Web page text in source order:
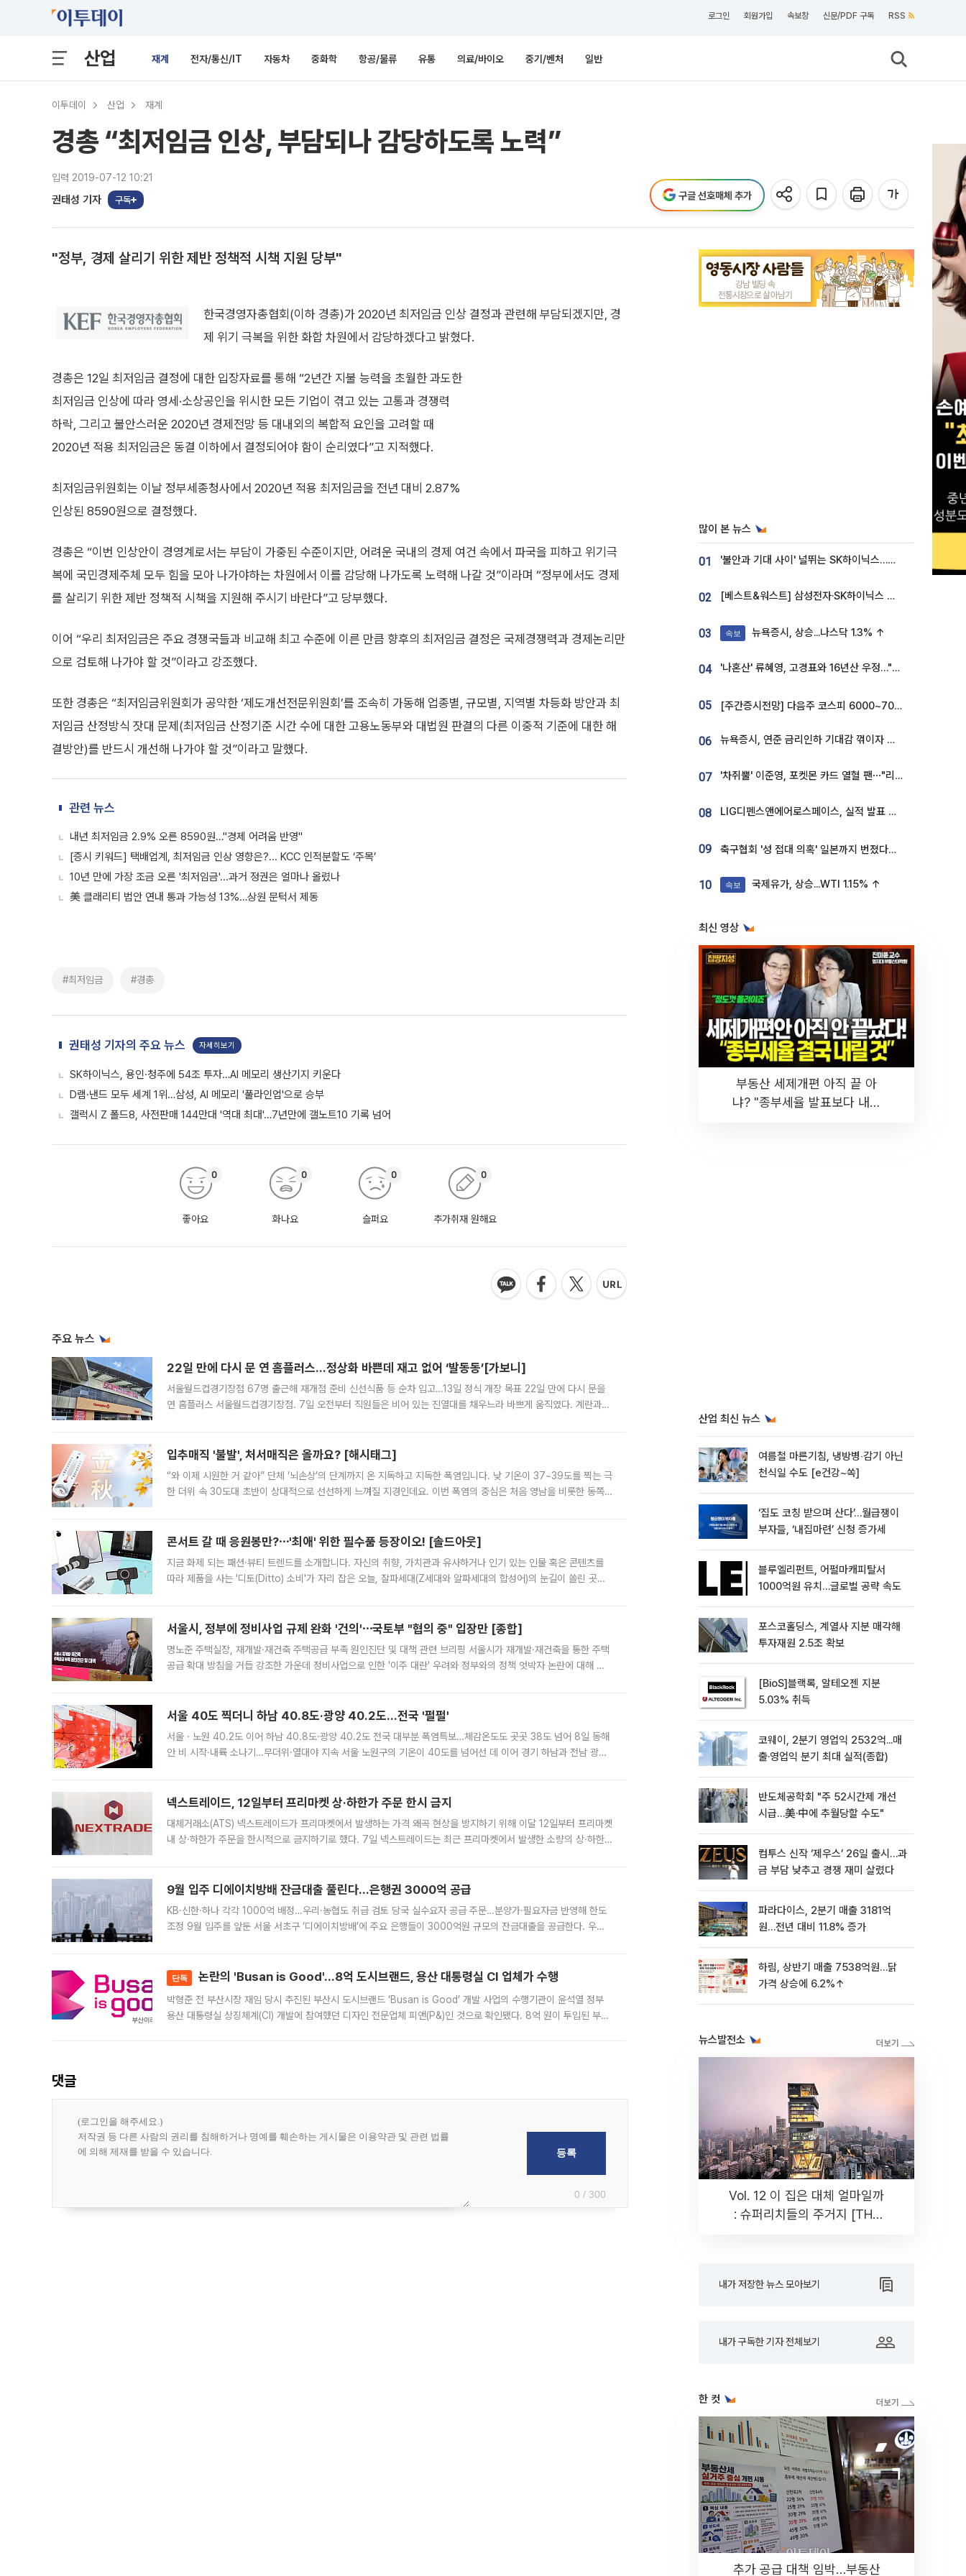
로그인 회원가입 속보창 신문/PDF 구독 RSS
산업 재계 전자/통신/IT 자동차 중화학 항공/물류 유통 의료/바이오 중기/벤처 일반
이투데이 산업 재계
경총 “최저임금 인상, 부담되나 감당하도록 노력”
입력 2019-07-12 10:21
권태성 기자 구독 구글 선호매체 추가
"정부, 경제 살리기 위한 제반 정책적 시책 지원 당부"
한국경영자총협회(이하 경총)가 2020년 최저임금 인상 결정과 관련해 부담되겠지만, 경
제 위기 극복을 위한 화합 차원에서 감당하겠다고 밝혔다.
경총은 12일 최저임금 결정에 대한 입장자료를 통해 “2년간 지불 능력을 초월한 과도한
최저임금 인상에 따라 영세·소상공인을 위시한 모든 기업이 겪고 있는 고통과 경쟁력
하락, 그리고 불안스러운 2020년 경제전망 등 대내외의 복합적 요인을 고려할 때
2020년 적용 최저임금은 동결 이하에서 결정되어야 함이 순리였다”고 지적했다.
최저임금위원회는 이날 정부세종청사에서 2020년 적용 최저임금을 전년 대비 2.87%
인상된 8590원으로 결정했다.
경총은 “이번 인상안이 경영계로서는 부담이 가중된 수준이지만, 어려운 국내의 경제 여건 속에서 파국을 피하고 위기극
복에 국민경제주체 모두 힘을 모아 나가야하는 차원에서 이를 감당해 나가도록 노력해 나갈 것”이라며 “정부에서도 경제
를 살리기 위한 제반 정책적 시책을 지원해 주시기 바란다”고 당부했다.
이어 “우리 최저임금은 주요 경쟁국들과 비교해 최고 수준에 이른 만큼 향후의 최저임금 결정은 국제경쟁력과 경제논리만
으로 검토해 나가야 할 것”이라고 강조했다.
또한 경총은 “최저임금위원회가 공약한 ‘제도개선전문위원회’를 조속히 가동해 업종별, 규모별, 지역별 차등화 방안과 최
저임금 산정방식 잣대 문제(최저임금 산정기준 시간 수에 대한 고용노동부와 대법원 판결의 다른 이중적 기준에 대한 해
결방안)를 반드시 개선해 나가야 할 것”이라고 말했다.
관련 뉴스
내년 최저임금 2.9% 오른 8590원…"경제 어려움 반영"
[증시 키워드] 택배업계, 최저임금 인상 영향은?... KCC 인적분할도 ‘주목’
10년 만에 가장 조금 오른 '최저임금'...과거 정권은 얼마나 올렸나
美 클래리티 법안 연내 통과 가능성 13%…상원 문턱서 제동
#최저임금 #경총
권태성 기자의 주요 뉴스 자세히보기
SK하이닉스, 용인·청주에 54조 투자…AI 메모리 생산기지 키운다
D램·낸드 모두 세계 1위…삼성, AI 메모리 '풀라인업'으로 승부
갤럭시 Z 폴드8, 사전판매 144만대 '역대 최대'…7년만에 갤노트10 기록 넘어
좋아요
0
화나요
0
슬퍼요
0
추가취재 원해요
0
주요 뉴스
22일 만에 다시 문 연 홈플러스…정상화 바쁜데 재고 없어 ‘발동동’[가보니]
서울월드컵경기장점 67명 출근해 재개점 준비 신선식품 등 순차 입고…13일 정식 개장 목표 22일 만에 다시 문을
연 홈플러스 서울월드컵경기장점. 7일 오전부터 직원들은 비어 있는 진열대를 채우느라 바쁘게 움직였다. 계란과
입추매직 '불발', 처서매직은 올까요? [해시태그]
“와 이제 시원한 거 같아” 단체 ‘뇌손상’의 단계까지 온 지독하고 지독한 폭염입니다. 낮 기온이 37~39도를 찍는 극
한 더위 속 30도대 초반이 상대적으로 선선하게 느껴질 지경인데요. 이번 폭염의 중심은 처음 영남을 비롯한 동쪽
콘서트 갈 때 응원봉만?⋯'최애' 위한 필수품 등장이오! [솔드아웃]
지금 화제 되는 패션·뷰티 트렌드를 소개합니다. 자신의 취향, 가치관과 유사하거나 인기 있는 인물 혹은 콘텐츠를
따라 제품을 사는 '디토(Ditto) 소비'가 자리 잡은 오늘, 잘파세대(Z세대와 알파세대의 합성어)의 눈길이 쏠린 곳은
서울시, 정부에 정비사업 규제 완화 '건의'⋯국토부 "협의 중" 입장만 [종합]
명노준 주택실장, 재개발·재건축 주택공급 부족 원인진단 및 대책 관련 브리핑 서울시가 재개발·재건축을 통한 주택
공급 확대 방침을 거듭 강조한 가운데 정비사업으로 인한 '이주 대란' 우려와 정부와의 정책 엇박자 논란에 대해 정
서울 40도 찍더니 하남 40.8도·광양 40.2도…전국 '펄펄'
서울ㆍ노원 40.2도 이어 하남 40.8도·광양 40.2도 전국 대부분 폭염특보…체감온도도 곳곳 38도 넘어 8일 동해
안 비 시작·내륙 소나기…무더위·열대야 지속 서울 노원구의 기온이 40도를 넘어선 데 이어 경기 하남과 전남 광양
넥스트레이드, 12일부터 프리마켓 상·하한가 주문 한시 금지
대체거래소(ATS) 넥스트레이드가 프리마켓에서 발생하는 가격 왜곡 현상을 방지하기 위해 이달 12일부터 프리마켓
내 상·하한가 주문을 한시적으로 금지하기로 했다. 7일 넥스트레이드는 최근 프리마켓에서 발생한 소량의 상·하한
9월 입주 디에이치방배 잔금대출 풀린다…은행권 3000억 공급
KB·신한·하나 각각 1000억 배정…우리·농협도 취급 검토 당국 실수요자 공급 주문…분양가·필요자금 반영해 한도
조정 9월 입주를 앞둔 서울 서초구 ‘디에이치방배’에 주요 은행들이 3000억원 규모의 잔금대출을 공급한다. 우리
단독 논란의 'Busan is Good'…8억 도시브랜드, 용산 대통령실 CI 업체가 수행
박형준 전 부산시장 재임 당시 추진된 부산시 도시브랜드 ‘Busan is Good’ 개발 사업의 수행기관이 윤석열 정부
용산 대통령실 상징체계(CI) 개발에 참여했던 디자인 전문업체 피앤(P&)인 것으로 확인됐다. 8억 원이 투입된 부산
댓글
0 / 300
많이 본 뉴스
01 '불안과 기대 사이' 널뛰는 SK하이닉스…증권가 "HBM4·LTA 기반 펀터멘털 견고"
02 [베스트&워스트] 삼성전자·SK하이닉스 밀린 한 주…상상인증권은 85% 급등
03 속보 뉴욕증시, 상승...나스닥 1.3% ↑
04 '나혼산' 류혜영, 고경표와 16년산 우정…"자취방서 부모님과 마주쳐"
05 [주간증시전망] 다음주 코스피 6000~7000⋯“外人 수급은 정책이 변수”
06 뉴욕증시, 연준 금리인하 기대감 꺾이자 상승...S&P500 사상 최고치 [종합]
07 '차쥐뿔' 이준영, 포켓몬 카드 열혈 팬⋯"리셀러 처단할 것"
08 LIG디펜스앤에어로스페이스, 실적 발표 후 급락→반등⋯증권가 “28년까지 튼튼”
09 축구협회 '성 접대 의혹' 일본까지 번졌다…日 심판 실명 공개
10 속보 국제유가, 상승...WTI 1.15% ↑
최신 영상
부동산 세제개편 아직 끝 아
냐? "종부세율 발표보다 내릴
산업 최신 뉴스
여름철 마른기침, 냉방병‧감기 아닌
천식일 수도 [e건강~쏙]
‘집도 코칭 받으며 산다’…월급쟁이
부자들, ‘내집마련’ 신청 증가세
블루엘리펀트, 어펄마캐피탈서
1000억원 유치…글로벌 공략 속도
포스코홀딩스, 계열사 지분 매각해
투자재원 2.5조 확보
[BioS]블랙록, 알테오젠 지분
5.03% 취득
코웨이, 2분기 영업익 2532억...매
출·영업익 분기 최대 실적(종합)
반도체공학회 "주 52시간제 개선
시급…美·中에 추월당할 수도"
컴투스 신작 ‘제우스’ 26일 출시…과
금 부담 낮추고 경쟁 재미 살렸다
파라다이스, 2분기 매출 3181억
원…전년 대비 11.8% 증가
하림, 상반기 매출 7538억원…닭
가격 상승에 6.2%↑
뉴스발전소
Vol. 12 이 집은 대체 얼마일까
: 슈퍼리치들의 주거지 [THE
내가 저장한 뉴스 모아보기
내가 구독한 기자 전체보기
한 컷
추가 공급 대책 임박…부동산